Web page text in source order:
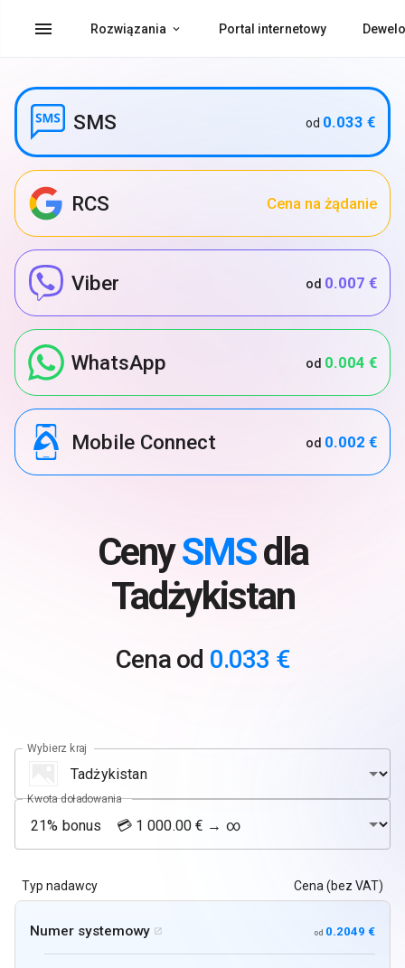
menu Rozwiązania Portal internetowy
SMS od 0.033 €
RCS Cena na żądanie
Viber od 0.007 €
WhatsApp od 0.004 €
Mobile Connect od 0.002 €
CenySMSdla
Tadżykistan
Cena od 0.033 €
Wybierz kraj
Kwota doładowania
Typ nadawcy Cena (bez VAT)
Numer systemowy  od 0.2049 €